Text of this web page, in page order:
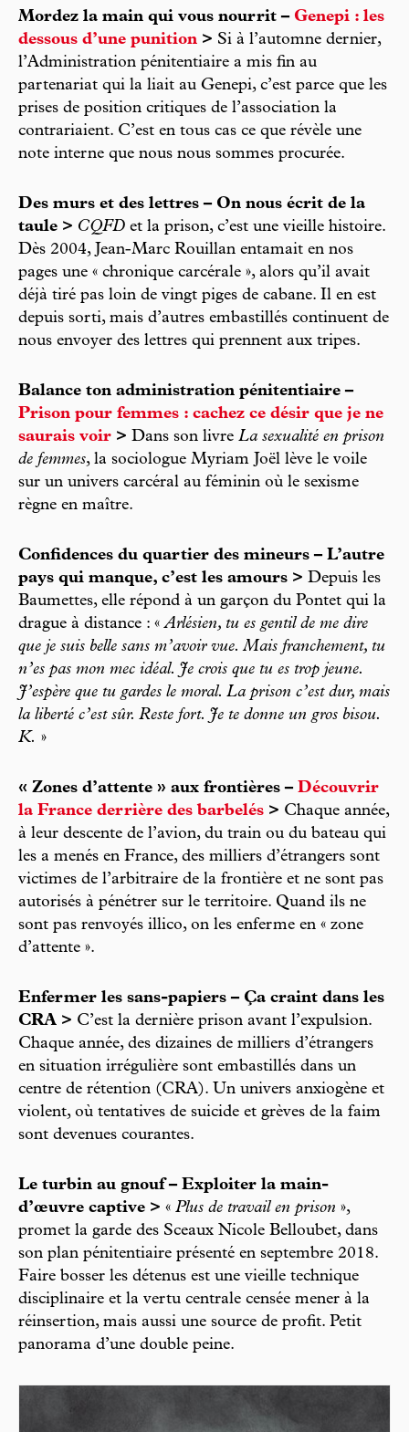
Mordez la main qui vous nourrit – Genepi : les
dessous d’une punition > Si à l’automne dernier,
l’Administration pénitentiaire a mis fin au
partenariat qui la liait au Genepi, c’est parce que les
prises de position critiques de l’association la
contrariaient. C’est en tous cas ce que révèle une
note interne que nous nous sommes procurée.
Des murs et des lettres – On nous écrit de la
taule > CQFD et la prison, c’est une vieille histoire.
Dès 2004, Jean-Marc Rouillan entamait en nos
pages une « chronique carcérale », alors qu’il avait
déjà tiré pas loin de vingt piges de cabane. Il en est
depuis sorti, mais d’autres embastillés continuent de
nous envoyer des lettres qui prennent aux tripes.
Balance ton administration pénitentiaire –
Prison pour femmes : cachez ce désir que je ne
saurais voir > Dans son livre La sexualité en prison
de femmes, la sociologue Myriam Joël lève le voile
sur un univers carcéral au féminin où le sexisme
règne en maître.
Confidences du quartier des mineurs – L’autre
pays qui manque, c’est les amours > Depuis les
Baumettes, elle répond à un garçon du Pontet qui la
drague à distance : «Arlésien, tu es gentil de me dire
que je suis belle sans m’avoir vue. Mais franchement, tu
n’es pas mon mec idéal. Je crois que tu es trop jeune.
J’espère que tu gardes le moral. La prison c’est dur, mais
la liberté c’est sûr. Reste fort. Je te donne un gros bisou.
K. »
« Zones d’attente » aux frontières – Découvrir
la France derrière des barbelés > Chaque année,
à leur descente de l’avion, du train ou du bateau qui
les a menés en France, des milliers d’étrangers sont
victimes de l’arbitraire de la frontière et ne sont pas
autorisés à pénétrer sur le territoire. Quand ils ne
sont pas renvoyés illico, on les enferme en « zone
d’attente ».
Enfermer les sans-papiers – Ça craint dans les
CRA > C’est la dernière prison avant l’expulsion.
Chaque année, des dizaines de milliers d’étrangers
en situation irrégulière sont embastillés dans un
centre de rétention (CRA). Un univers anxiogène et
violent, où tentatives de suicide et grèves de la faim
sont devenues courantes.
Le turbin au gnouf – Exploiter la main-
d’œuvre captive > « Plus de travail en prison »,
promet la garde des Sceaux Nicole Belloubet, dans
son plan pénitentiaire présenté en septembre 2018.
Faire bosser les détenus est une vieille technique
disciplinaire et la vertu centrale censée mener à la
réinsertion, mais aussi une source de profit. Petit
panorama d’une double peine.